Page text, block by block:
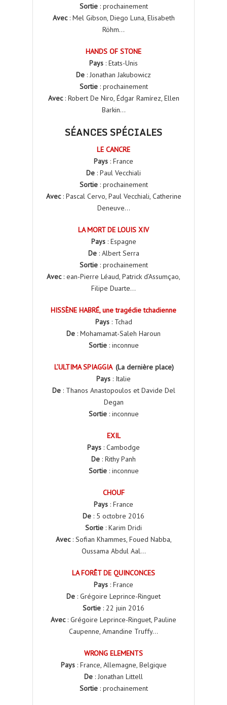
Sortie: prochainement
Avec: Mel Gibson, Diego Luna, Elisabeth
Röhm…
HANDS OF STONE
Pays : Etats-Unis
De : Jonathan Jakubowicz
Sortie: prochainement
Avec: Robert De Niro, Édgar Ramírez, Ellen
Barkin…
SÉANCES SPÉCIALES
LE CANCRE
Pays : France
De : Paul Vecchiali
Sortie: prochainement
Avec: Pascal Cervo, Paul Vecchiali, Catherine
Deneuve…
LA MORT DE LOUIS XIV
Pays: Espagne
De: Albert Serra
Sortie: prochainement
Avec: ean-Pierre Léaud, Patrick d’Assumçao,
Filipe Duarte…
HISSÈNE HABRÉ, une tragédie tchadienne
Pays: Tchad
De : Mohamamat-Saleh Haroun
Sortie: inconnue
L’ULTIMA SPIAGGIA (La dernière place)
Pays : Italie
De: Thanos Anastopoulos et Davide Del
Degan
Sortie: inconnue
EXIL
Pays : Cambodge
De : Rithy Panh
Sortie: inconnue
CHOUF
Pays : France
De : 5 octobre 2016
Sortie : Karim Dridi
Avec: Sofian Khammes, Foued Nabba,
Oussama Abdul Aal…
LA FORÊT DE QUINCONCES
Pays : France
De : Grégoire Leprince-Ringuet
Sortie : 22 juin 2016
Avec: Grégoire Leprince-Ringuet, Pauline
Caupenne, Amandine Truffy…
WRONG ELEMENTS
Pays: France, Allemagne, Belgique
De : Jonathan Littell
Sortie: prochainement